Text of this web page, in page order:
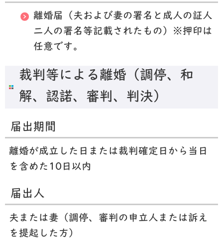
離婚届（夫および妻の署名と成人の証人
二人の署名等記載されたもの）※押印は
任意です。
裁判等による離婚（調停、和
解、認諾、審判、判決）
届出期間
離婚が成立した日または裁判確定日から当日
を含めた10日以内
届出人
夫または妻（調停、審判の申立人または訴え
を提起した方）